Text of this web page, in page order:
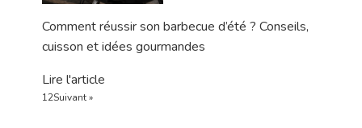
Comment réussir son barbecue d’été ? Conseils,
cuisson et idées gourmandes
Lire l'article
12Suivant »